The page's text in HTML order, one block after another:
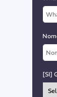
[SI]